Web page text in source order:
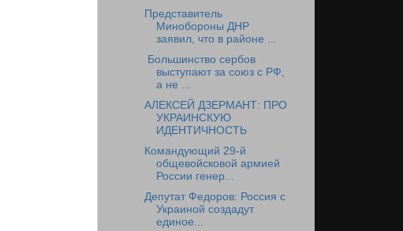
Представитель
Минобороны ДНР
заявил, что в районе ...
Большинство сербов
выступают за союз с РФ,
а не ...
АЛЕКСЕЙ ДЗЕРМАНТ: ПРО
УКРАИНСКУЮ
ИДЕНТИЧНОСТЬ
Командующий 29-й
общевойсковой армией
России генер...
Депутат Федоров: Россия с
Украиной создадут
единое...